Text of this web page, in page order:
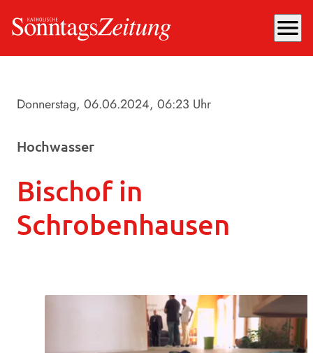
menu
Donnerstag, 06.06.2024, 06:23 Uhr
Hochwasser
Bischof in
Schrobenhausen